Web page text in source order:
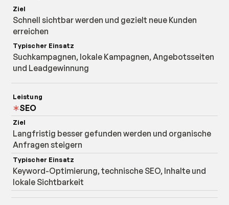
Schnell sichtbar werden und gezielt neue Kunden
erreichen
Suchkampagnen, lokale Kampagnen, Angebotsseiten
und Leadgewinnung
SEO
Langfristig besser gefunden werden und organische
Anfragen steigern
Keyword-Optimierung, technische SEO, Inhalte und
lokale Sichtbarkeit